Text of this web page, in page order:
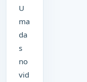
U
ma
da
s
no
vid